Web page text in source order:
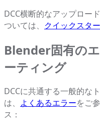
DCC横断的なアップロー
ついては、 クイックスタ
Blender固有の
ーティング
DCCに共通する一般的な
は、 よくあるエラーをご
ス：